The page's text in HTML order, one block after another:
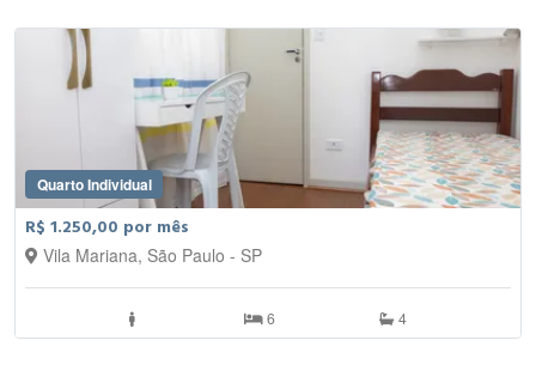
Quarto Individual
R$ 1.250,00 por mês
Vila Mariana, São Paulo - SP
6 4